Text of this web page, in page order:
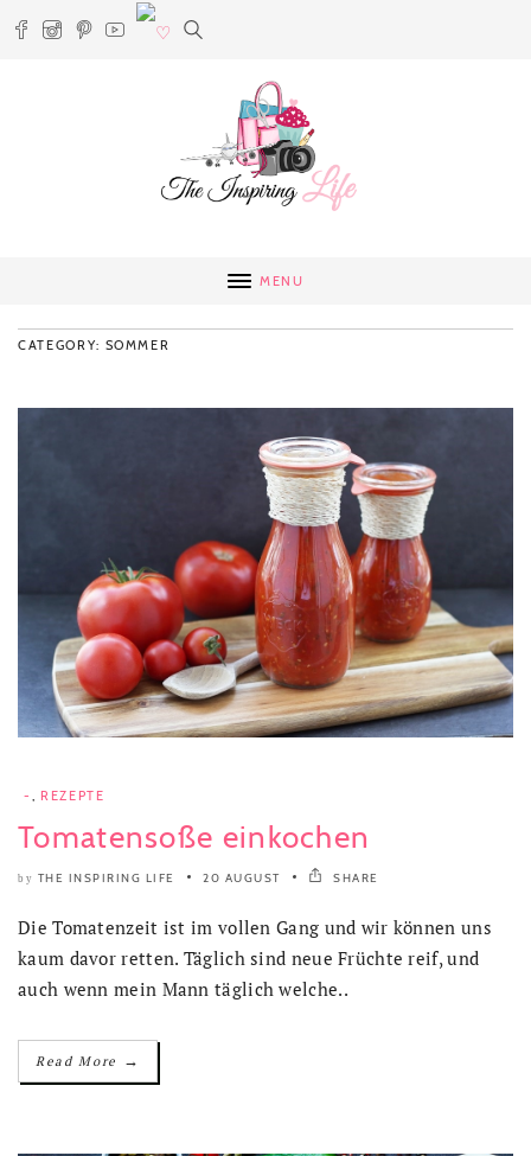
MENU
CATEGORY: SOMMER
- , REZEPTE
Tomatensoße einkochen
by THE INSPIRING LIFE 20 AUGUST SHARE
Die Tomatenzeit ist im vollen Gang und wir können uns
kaum davor retten. Täglich sind neue Früchte reif, und
auch wenn mein Mann täglich welche..
Read More →